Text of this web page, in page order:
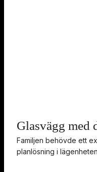
Glasvägg med
Familjen behövde ett
planlösning i